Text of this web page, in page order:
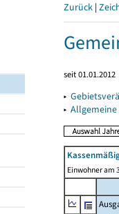
Zurück |
seit 01.01.2012
▸
▸
Einwohner am